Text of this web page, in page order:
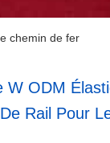
chemin de fer
W ODM
Rail Pour